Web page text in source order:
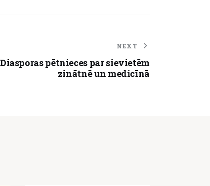
NEXT
pētnieces par sievietēm
zinātnē un medicīnā